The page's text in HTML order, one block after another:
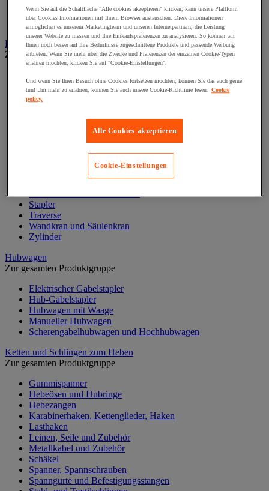
Kraftstoffheizung
Lufterfrischer und -entfeuchter
Hubvorrichtungen, Stapler
Zur gesamten Produktgruppe
Heberampe und Radkeil
Hebevorrichtung
Hub- und Zugwinde
Mobiler Werkstattkran
Sicherheitsständer und Stütze
Stapler
Traverse
Wandkran und Säulenkran
Zylinder
Hubwagen
Zur gesamten Produktgruppe
Elektrischer Gabelstapler
Hub-Gabelstapler
Hubwagen mit Waage
Manueller Hubwagen
Scherengabelhubwagen und Hochhubwagen
Ketten und Schlingen zum Heben
Zur gesamten Produktgruppe
Gummispanner
Hebeösen und Hubringe
Hebezangen
Karabinerhaken, Kettenglieder, Haken
Lasthaken
Leinen, Seile und Zubehör
Metallkabel und Zubehör
Schäkel
Spanner, Spannschrauben
Spanngurte und Befestigungsstangen
Wenn Sie auf die Schaltfläche "Alle cookies akzeptieren" klicken, kann unsere Plattform
über Cookies Informationen mit Ihrem Browser austauschen. Diese Informationen
ermöglichen es unserem Marketingteam und unseren Internetpartnern, die Leistung
unserer Website zu messen und Ihre Einkaufspräferenzen zu analysieren. So können wir
Ihnen noch besser auf Ihre Bedürfnisse zugeschnittene Produkte und passende Werbung
anbieten. Wenn Sie mehr über die Zwecke und Präferenzen der einzelnen Cookie-Typen
erfahren möchten, klicken Sie auf "Cookie-Einstellungen".
Und wenn Sie Ihren Besuch ohne Cookies fortsetzen möchten, können Sie das auch gerne
tun! Um mehr zu erfahren, können Sie auch unsere Cookie-Richtlinie lesen. Cookie
policy.
Alle Cookies akzeptieren
Cookie-Einstellungen